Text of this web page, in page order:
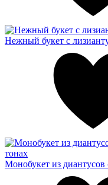
Нежный букет с
Монобукет из диантусов